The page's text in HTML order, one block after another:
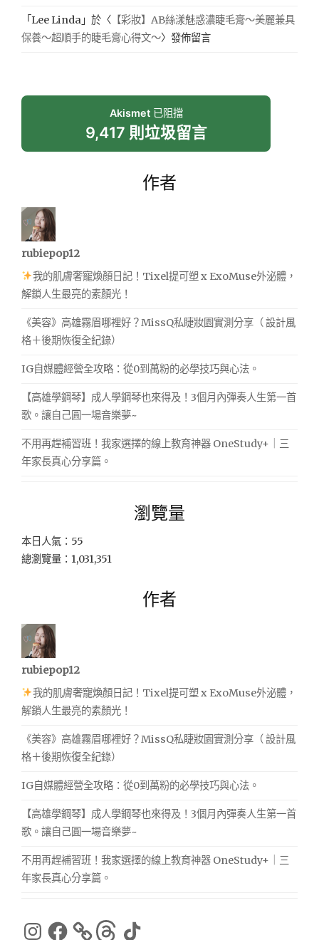
「Lee Linda 」於〈 【彩妝】AB絲漾魅惑濃睫毛膏～美麗兼具
保養～超順手的睫毛膏心得文～〉發佈留言
Akismet已阻擋
9,417 則垃圾留言
作者
rubiepop12
我的肌膚奢寵煥顏日記！Tixel提可塑 x ExoMuse外泌體，
解鎖人生最亮的素顏光！
《美容》高雄霧眉哪裡好？MissQ私睫妝園實測分享（ 設計風
格＋後期恢復全紀錄）
IG自媒體經營全攻略：從0到萬粉的必學技巧與心法。
【高雄學鋼琴】成人學鋼琴也來得及！3個月內彈奏人生第一首
歌。讓自己圓一場音樂夢~
不用再趕補習班！我家選擇的線上教育神器 OneStudy+｜三
年家長真心分享篇。
瀏覽量
本日人氣：55
總瀏覽量：1,031,351
作者
rubiepop12
我的肌膚奢寵煥顏日記！Tixel提可塑 x ExoMuse外泌體，
解鎖人生最亮的素顏光！
《美容》高雄霧眉哪裡好？MissQ私睫妝園實測分享（ 設計風
格＋後期恢復全紀錄）
IG自媒體經營全攻略：從0到萬粉的必學技巧與心法。
【高雄學鋼琴】成人學鋼琴也來得及！3個月內彈奏人生第一首
歌。讓自己圓一場音樂夢~
不用再趕補習班！我家選擇的線上教育神器 OneStudy+｜三
年家長真心分享篇。
Instagram
Facebook ThreadsTikTok